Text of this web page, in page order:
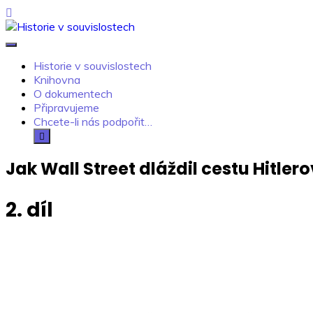
Skip
to
content
Historie v souvislostech
Knihovna
O dokumentech
Připravujeme
Chcete-li nás podpořit…
Jak Wall Street dláždil cestu
2. díl